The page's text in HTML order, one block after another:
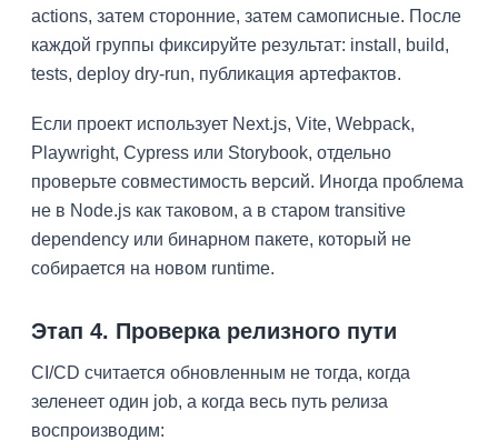
actions, затем сторонние, затем самописные. После
каждой группы фиксируйте результат: install, build,
tests, deploy dry-run, публикация артефактов.
Если проект использует Next.js, Vite, Webpack,
Playwright, Cypress или Storybook, отдельно
проверьте совместимость версий. Иногда проблема
не в Node.js как таковом, а в старом transitive
dependency или бинарном пакете, который не
собирается на новом runtime.
Этап 4. Проверка релизного пути
CI/CD считается обновленным не тогда, когда
зеленеет один job, а когда весь путь релиза
воспроизводим: